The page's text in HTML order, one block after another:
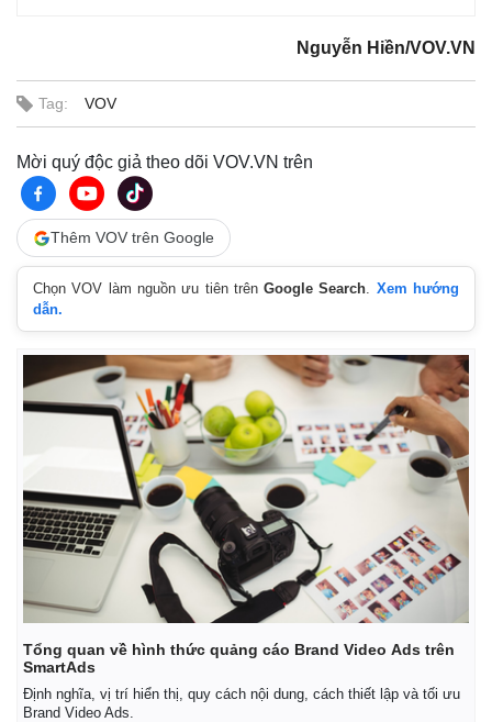
Kinh tế
Bất động sản
Thị trường
Giá vàng
Tiêu dùng
Tỷ giá
Chứng khoán
Giá cà phê
Nguyễn Hiền/VOV.VN
Tag: VOV
Mời quý độc giả theo dõi VOV.VN trên
Thêm VOV trên Google
Chọn VOV làm nguồn ưu tiên trênGoogle Search. Xem hướng
dẫn.
Tổng quan về hình thức quảng cáo Brand Video Ads trên
SmartAds
Định nghĩa, vị trí hiển thị, quy cách nội dung, cách thiết lập và tối ưu
Brand Video Ads.